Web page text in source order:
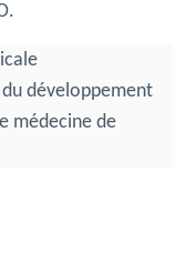
développement
médecine de